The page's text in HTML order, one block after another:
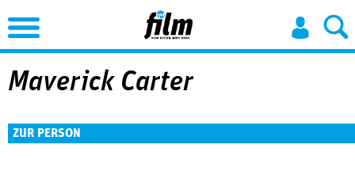
Jump to Navigation
Maverick Carter
ZUR PERSON